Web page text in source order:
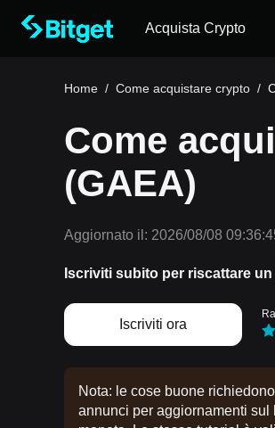
Acquista Crypto
Home / Come acquistare crypto /
Come
(GAEA)
Aggiornato il: 2026/08/08
Iscriviti subito per riscattare
Iscriviti ora
Nota: le cose buone
annunci per aggiornamenti